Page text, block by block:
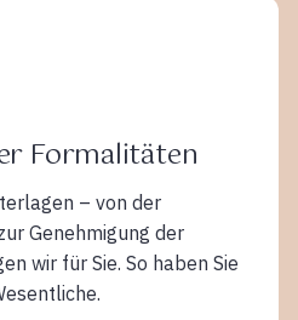
Formalitäten
– von der
Genehmigung der
wir für Sie. So haben Sie